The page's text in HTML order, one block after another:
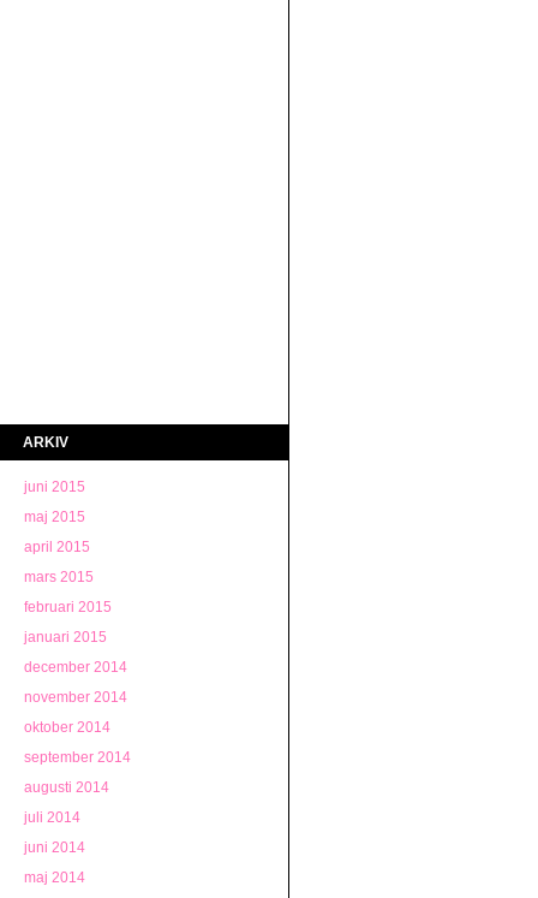
ARKIV
juni 2015
maj 2015
april 2015
mars 2015
februari 2015
januari 2015
december 2014
november 2014
oktober 2014
september 2014
augusti 2014
juli 2014
juni 2014
maj 2014